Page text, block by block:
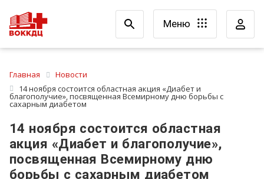
Меню
Главная
Новости
14 ноября состоится областная акция «Диабет и
благополучие», посвященная Всемирному дню борьбы с
сахарным диабетом
14 ноября состоится областная
акция «Диабет и благополучие»,
посвященная Всемирному дню
борьбы с сахарным диабетом